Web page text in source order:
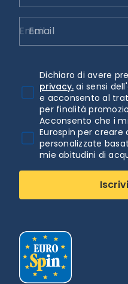
Email
Dichiaro di avere
privacy. ai sensi
e acconsento al
per finalità
Acconsento che i
Eurospin per
personalizzate
mie abitudini di